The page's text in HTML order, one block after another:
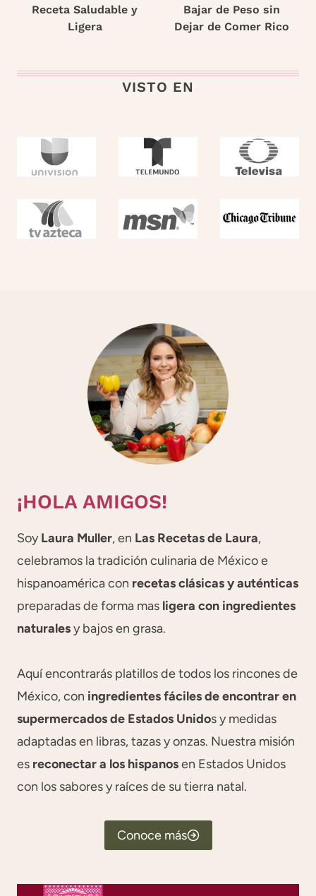
Receta Saludable y
Ligera
Bajar de Peso sin
Dejar de Comer Rico
VISTO EN
¡HOLA AMIGOS!
Soy Laura Muller, en Las Recetas de Laura,
celebramos la tradición culinaria de México e
hispanoamérica con recetas clásicas y auténticas
preparadas de forma mas ligera con ingredientes
naturalesy bajos en grasa.
Aquí encontrarás platillos de todos los rincones de
México, con ingredientes fáciles de encontrar en
supermercados de Estados Unidos y medidas
adaptadas en libras, tazas y onzas. Nuestra misión
es reconectar a los hispanosen Estados Unidos
con los sabores y raíces de su tierra natal.
Conoce más